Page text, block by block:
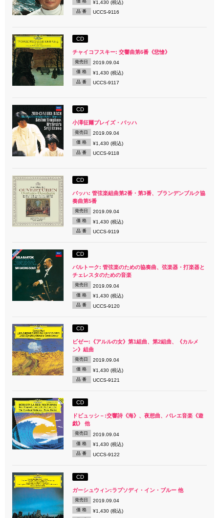
価 格 ¥1,430 (税込)
品 番 UCCS-9116
CD
チャイコフスキー: 交響曲第6番《悲愴》
発売日 2019.09.04
価 格 ¥1,430 (税込)
品 番 UCCS-9117
CD
小澤征爾プレイズ・バッハ
発売日 2019.09.04
価 格 ¥1,430 (税込)
品 番 UCCS-9118
CD
バッハ: 管弦楽組曲第2番・第3番、ブランデンブルク協
奏曲第5番
発売日 2019.09.04
価 格 ¥1,430 (税込)
品 番 UCCS-9119
CD
バルトーク: 管弦楽のための協奏曲、弦楽器・打楽器と
チェレスタのための音楽
発売日 2019.09.04
価 格 ¥1,430 (税込)
品 番 UCCS-9120
CD
ビゼー:《アルルの女》第1組曲、第2組曲、《カルメ
ン》組曲
発売日 2019.09.04
価 格 ¥1,430 (税込)
品 番 UCCS-9121
CD
ドビュッシ－:交響詩《海》、夜想曲、バレエ音楽《遊
戯》 他
発売日 2019.09.04
価 格 ¥1,430 (税込)
品 番 UCCS-9122
CD
ガーシュウィン:ラプソディ・イン・ブルー 他
発売日 2019.09.04
価 格 ¥1,430 (税込)